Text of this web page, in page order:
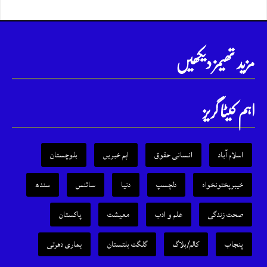
مزید تھیمز دیکھیں
اہم کیٹا گریز
اسلام آباد انسانی حقوق اہم خبریں
بلوچستان
خیبرپختونخواہ
دلچسپ دنیا سائنس
سندھ
صحت زندگی
علم و ادب معیشت
پاکستان
پنجاب
کالم/بلاگ گلگت بلتستان ہماری دھرتی